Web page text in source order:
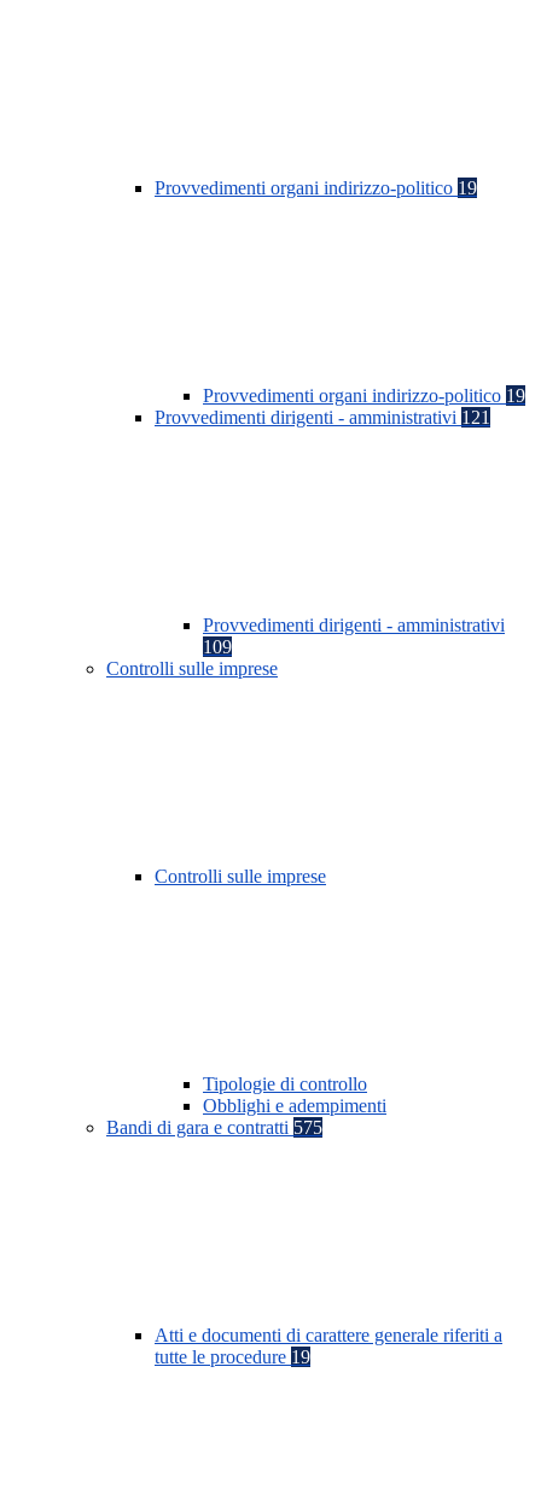
Provvedimenti organi indirizzo-politico 19
Provvedimenti organi indirizzo-politico 19
Provvedimenti dirigenti - amministrativi 121
Provvedimenti dirigenti - amministrativi
109
Controlli sulle imprese
Controlli sulle imprese
Tipologie di controllo
Obblighi e adempimenti
Bandi di gara e contratti 575
Atti e documenti di carattere generale riferiti a
tutte le procedure 19